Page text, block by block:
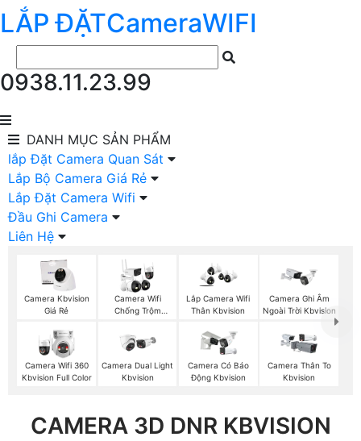
LẮP ĐẶTCameraWIFI
0938.11.23.99
DANH MỤC SẢN PHẨM
lắp Đặt Camera Quan Sát
Lắp Bộ Camera Giá Rẻ
Lắp Đặt Camera Wifi
Đầu Ghi Camera
Liên Hệ
Camera Kbvision
Giá Rẻ
Camera Wifi
Chống Trộm
Lắp Camera Wifi
Thân Kbvision
Camera Ghi Âm
Ngoài Trời Kbvision
Camera Wifi 360
Kbvision Full Color
Camera Dual Light
Kbvision
Camera Có Báo
Động Kbvision
Camera Thân To
Kbvision
CAMERA 3D DNR KBVISION